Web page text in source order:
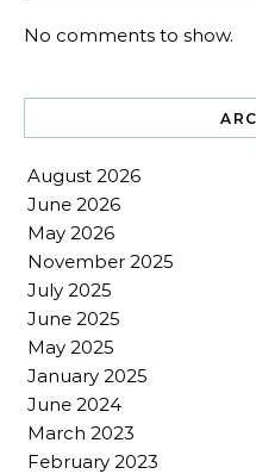
No comments to show.
August 2026
June 2026
May 2026
November 2025
July 2025
June 2025
May 2025
January 2025
June 2024
March 2023
February 2023